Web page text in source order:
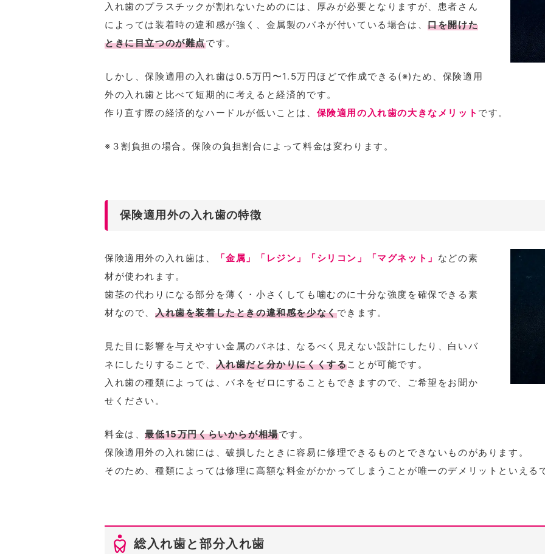
入れ歯のプラスチックが割れないためのには、厚みが必要となりますが、患者さん
によっては装着時の違和感が強く、金属製のバネが付いている場合は、口を開けた
ときに目立つのが難点です。
しかし、保険適用の入れ歯は0.5万円〜1.5万円ほどで作成できる(※)ため、保険適用
外の入れ歯と比べて短期的に考えると経済的です。
作り直す際の経済的なハードルが低いことは、 保険適用の入れ歯の大きなメリット です。
※３割負担の場合。保険の負担割合によって料金は変わります。
保険適用外の入れ歯の特徴
保険適用外の入れ歯は、 「金属」「レジン」「シリコン」「マグネット」 などの素
材が使われます。
歯茎の代わりになる部分を薄く・小さくしても噛むのに十分な強度を確保できる素
材なので、 入れ歯を装着したときの違和感を少なくできます。
見た目に影響を与えやすい金属のバネは、なるべく見えない設計にしたり、白いバ
ネにしたりすることで、 入れ歯だと分かりにくくすることが可能です。
入れ歯の種類によっては、バネをゼロにすることもできますので、ご希望をお聞か
せください。
料金は、最低15万円くらいからが相場です。
保険適用外の入れ歯には、破損したときに容易に修理できるものとできないものがあります。
そのため、種類によっては修理に高額な料金がかかってしまうことが唯一のデメリットといえる
総入れ歯と部分入れ歯